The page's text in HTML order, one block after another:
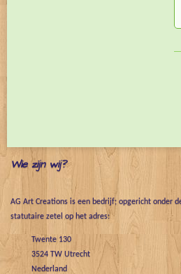
Wie zijn wij?
AG Art Creations is een bedrijf; opgericht onder
statutaire zetel op het adres:
Twente 130
3524 TW Utrecht
Nederland